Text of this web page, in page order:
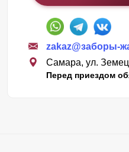
zakaz@заборы-
Самара, ул.
Перед приездом